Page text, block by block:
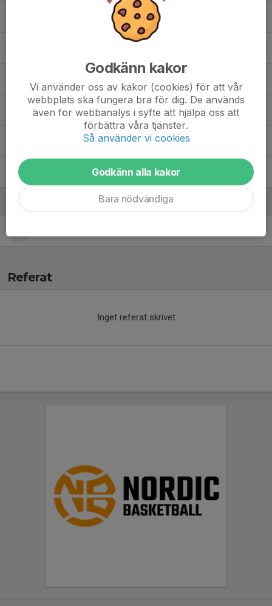
Malcolm Svensson de Jong
Petar Madzarac
Rigon Meraku
Tim Annerfeldt
Referat
Inget referat skrivet
Godkänn kakor
Vi använder oss av kakor (cookies) för att vår
webbplats ska fungera bra för dig. De används
även för webbanalys i syfte att hjälpa oss att
förbättra våra tjänster.
Så använder vi cookies
Godkänn alla kakor
Bara nödvändiga